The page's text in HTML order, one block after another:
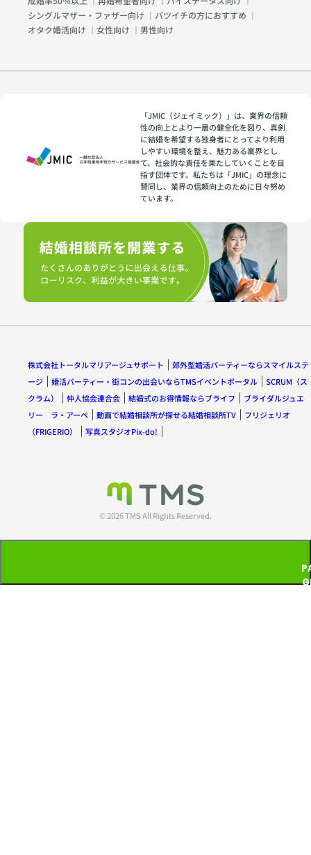
シングルマザー・ファザー向け ｜ バツイチの方におすすめ ｜
オタク婚活向け ｜ 女性向け ｜ 男性向け
「JMIC（ジェイミック）」は、業界の信頼
性の向上とより一層の健全化を図り、真剣
に結婚を希望する独身者にとってより利用
しやすい環境を整え、魅力ある業界とし
て、社会的な責任を果たしていくことを目
指す団体です。私たちは「JMIC」の理念に
賛同し、業界の信頼向上のために日々努め
ています。
株式会社トータルマリアージュサポート
郊外型婚活パーティーならスマイルステ
ージ
婚活パーティー・街コンの出会いならTMSイベントポータル
SCRUM（ス
クラム）
仲人協会連合会 結婚式のお得情報ならブライフ
ブライダルジュエ
リー ラ・アーペ
動画で結婚相談所が探せる結婚相談所TV
フリジェリオ
（FRIGERIO）
写真スタジオPix-do!
© 2026 TMS All Rights Reserved.